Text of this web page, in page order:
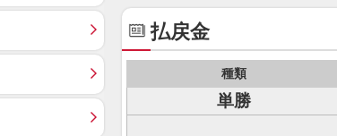
払戻金
種類
単勝